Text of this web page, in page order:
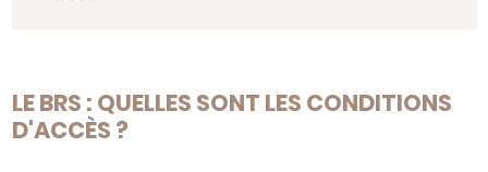
LE BRS : QUELLES SONT LES CONDITIONS
D'ACCÈS ?